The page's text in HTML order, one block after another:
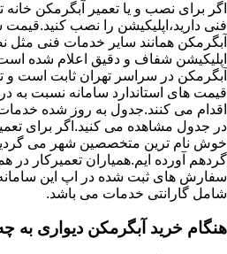
اگر برای نصب و یا تعمیر آبگرمکن
فنی دارید،اپلیکیشن را نصب
آبگرمکن همانند سایر خدمات فنی مثل
اپلیکیشن شفاف و دقیق اعلام شده
آبگرمکن در سراسر تهران ثابت است و
قیمت های استاندارد سامانه نسبت به
اقدام می کنند.جدول به روز شده
در جدول مشاهده می کنید.اگر برای
خوش نام ترین متخصصین شهر می
گردهم آورده ایم.همیاران تعمیرکار در
سفارش های ثبت شده در اپ این
شامل گارانتی خدمات می باشد.
هنگام خرید آبگرمکن دیواری به